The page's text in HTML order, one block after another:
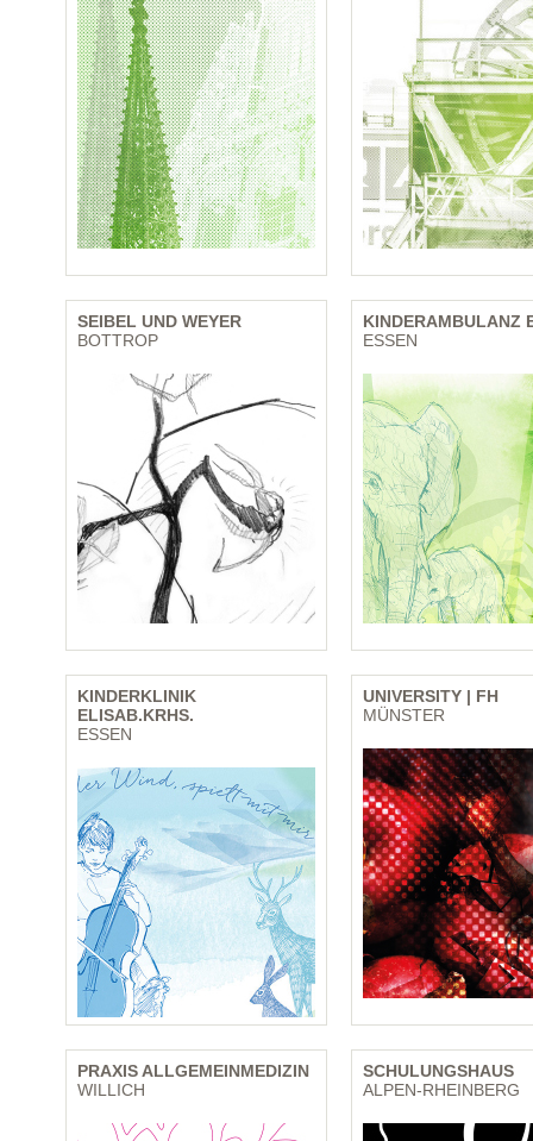
SEIBEL UND WEYER
BOTTROP
KINDERAMBULANZ
ESSEN
KINDERKLINIK
ELISAB.KRHS.
ESSEN
UNIVERSITY | FH
MÜNSTER
PRAXIS ALLGEMEINMEDIZIN
WILLICH
SCHULUNGSHAUS
ALPEN-RHEINBERG